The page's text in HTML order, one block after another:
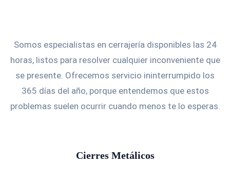
Somos especialistas en cerrajería disponibles las 24
horas, listos para resolver cualquier inconveniente que
se presente. Ofrecemos servicio ininterrumpido los
365 días del año, porque entendemos que estos
problemas suelen ocurrir cuando menos te lo esperas.
Cierres Metálicos